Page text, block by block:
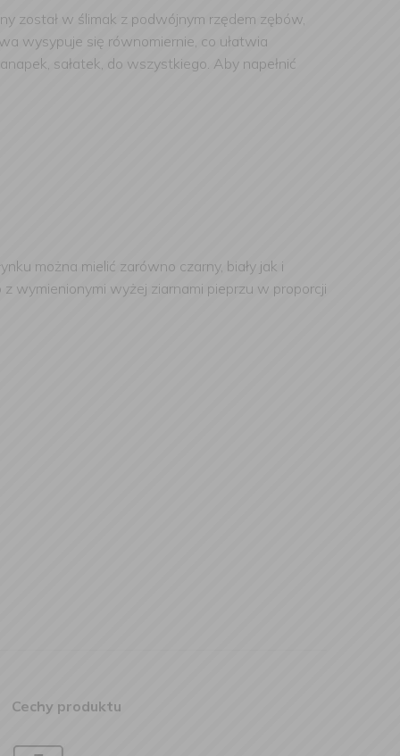
został w ślimak z podwójnym rzędem zębów,
wysypuje się równomiernie, co ułatwia
sałatek, do wszystkiego. Aby napełnić
można mielić zarówno czarny, biały jak i
wymienionymi wyżej ziarnami pieprzu w proporcji
Cechy produktu